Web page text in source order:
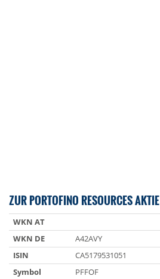
ZUR PORTOFINO RESOURCES AKTIE
WKN AT
WKN DE
A42AVY
ISIN
CA5179531051
Symbol
PFFOF